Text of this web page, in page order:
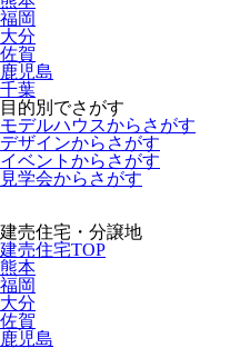
福岡
大分
佐賀
鹿児島
千葉
目的別でさがす
モデルハウスからさがす
デザインからさがす
イベントからさがす
見学会からさがす
建売住宅・分譲地
建売住宅TOP
熊本
福岡
大分
佐賀
鹿児島